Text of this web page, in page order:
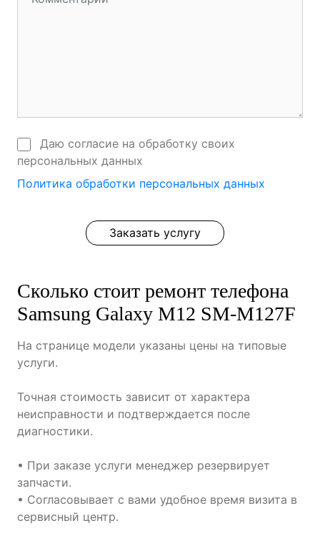
Даю согласие на обработку своих
персональных данных
Политика обработки персональных данных
Заказать услугу
Сколько стоит ремонт телефона
Samsung Galaxy M12 SM-M127F
На странице модели указаны цены на типовые
услуги.
Точная стоимость зависит от характера
неисправности и подтверждается после
диагностики.
• При заказе услуги менеджер резервирует
запчасти.
• Согласовывает с вами удобное время визита в
сервисный центр.